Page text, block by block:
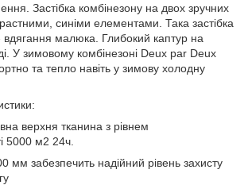
Застібка комбінезону на двох зручних
синіми елементами. Така застібка
вдягання малюка. Глибокий каптур на
У зимовому комбінезоні Deux par Deux
та тепло навіть у зимову холодну
верхня тканина з рівнем
5000 м2 24ч.
мм забезпечить надійний рівень захисту